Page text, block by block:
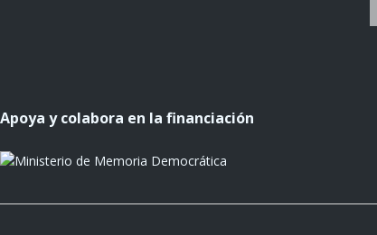
Apoya y colabora en la financiación